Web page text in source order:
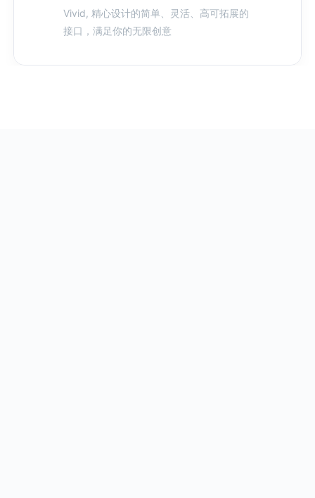
Vivid, 精心设计的简单、灵活、高可拓展的
接口，满足你的无限创意